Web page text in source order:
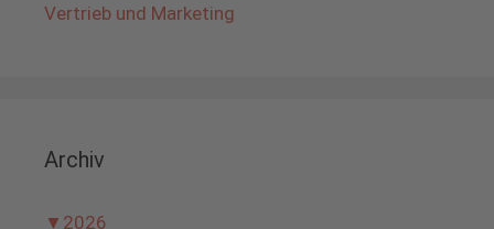
Vertrieb und Marketing
Archiv
▼ 2026